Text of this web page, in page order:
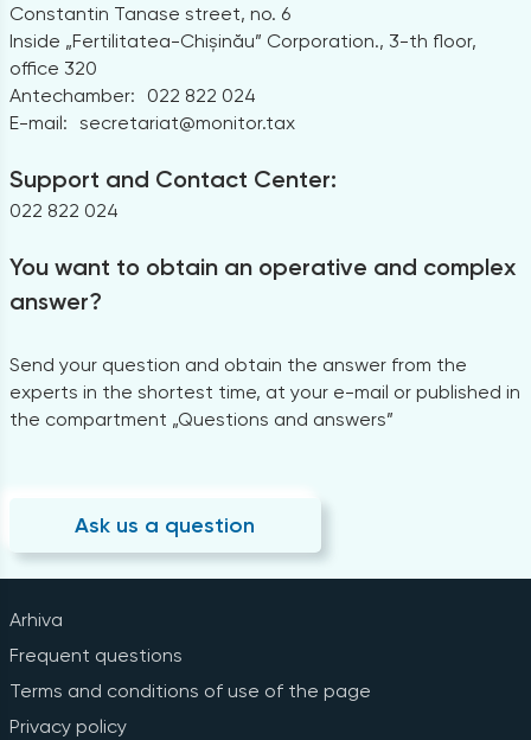
Constantin Tanase street, no. 6
Inside „Fertilitatea-Chișinău” Corporation., 3-th floor,
office 320
Antechamber:
022 822 024
E-mail: secretariat@monitor.tax
Support and Contact Center:
022 822 024
You want to obtain an operative and complex
answer?
Send your question and obtain the answer from the
experts in the shortest time, at your e-mail or published in
the compartment „Questions and answers”
Ask us a question
Arhiva
Frequent questions
Terms and conditions of use of the page
Privacy policy